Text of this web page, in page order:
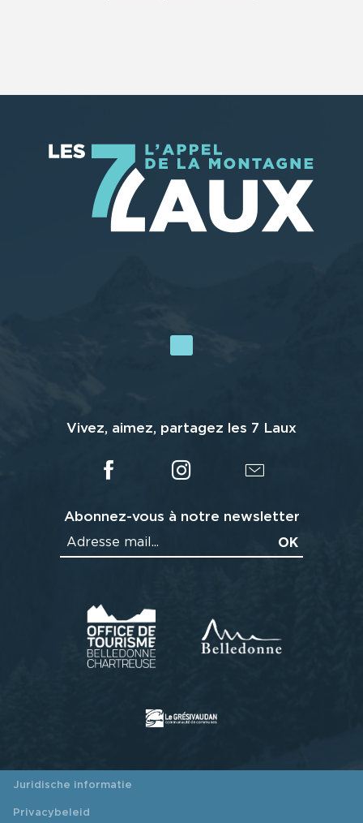
Vivez, aimez, partagez les 7 Laux
Abonnez-vous à notre newsletter
Juridische informatie
Privacybeleid